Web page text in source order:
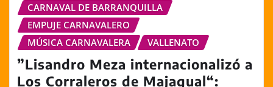
CARNAVAL DE BARRANQUILLA
EMPUJE CARNAVALERO
MÚSICA CARNAVALERA
VALLENATO
”Lisandro Meza internacionalizó a
Los Corraleros de Majagual“: